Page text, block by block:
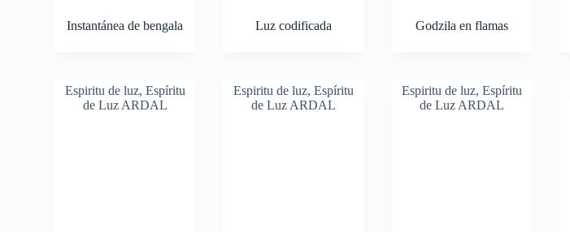
Instantánea de bengala Luz codificada Godzila en flamas
Espiritu de luz, Espíritu
de Luz ARDAL
Espiritu de luz,Espíritu
de Luz ARDAL
Espiritu de luz,Espíritu
de Luz ARDAL